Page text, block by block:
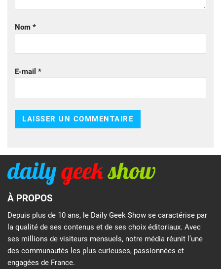
Nom *
E-mail *
À PROPOS
Depuis plus de 10 ans, le Daily Geek Show se caractérise par
la qualité de ses contenus et de ses choix éditoriaux. Avec
ses millions de visiteurs mensuels, notre média réunit l’une
des communautés les plus curieuses, passionnées et
engagées de France.